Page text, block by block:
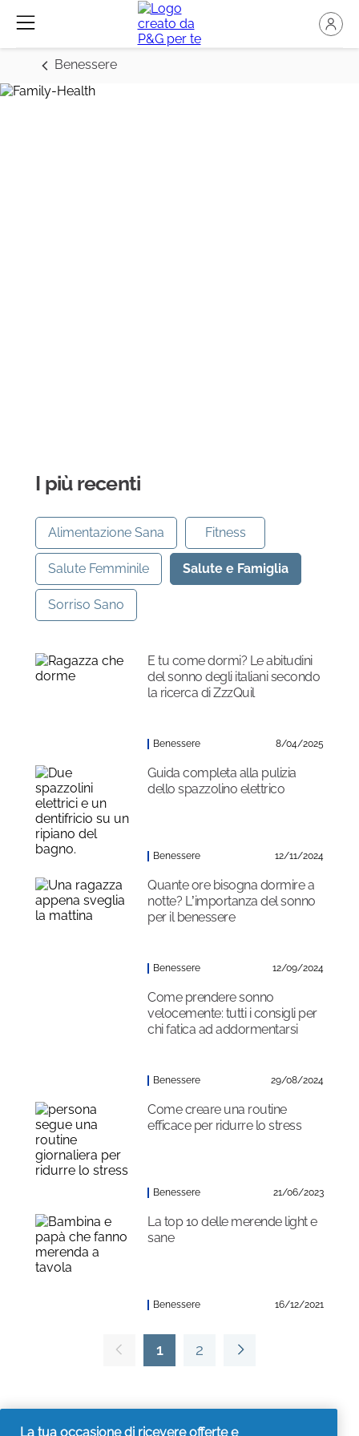
Benessere
I più recenti
Alimentazione Sana Fitness
Salute Femminile Salute e Famiglia
Sorriso Sano
E tu come dormi? Le abitudini
del sonno degli italiani secondo
la ricerca di ZzzQuil
Benessere 8/04/2025
Guida completa alla pulizia
dello spazzolino elettrico
Benessere 12/11/2024
Quante ore bisogna dormire a
notte? L’importanza del sonno
per il benessere
Benessere 12/09/2024
Come prendere sonno
velocemente: tutti i consigli per
chi fatica ad addormentarsi
Benessere 29/08/2024
Come creare una routine
efficace per ridurre lo stress
Benessere 21/06/2023
La top 10 delle merende light e
sane
Benessere 16/12/2021
1 2
La tua occasione di ricevere offerte e